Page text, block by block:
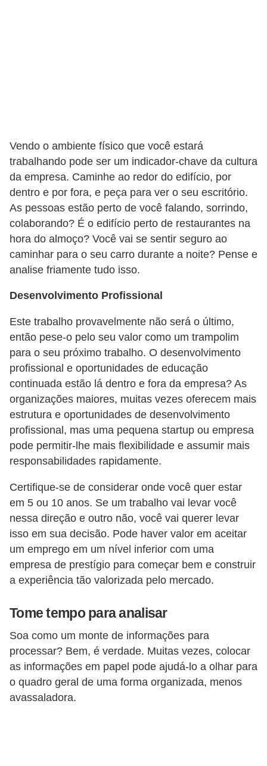
Vendo o ambiente físico que você estará
trabalhando pode ser um indicador-chave da cultura
da empresa. Caminhe ao redor do edifício, por
dentro e por fora, e peça para ver o seu escritório.
As pessoas estão perto de você falando, sorrindo,
colaborando? É o edifício perto de restaurantes na
hora do almoço? Você vai se sentir seguro ao
caminhar para o seu carro durante a noite? Pense e
analise friamente tudo isso.
Desenvolvimento Profissional
Este trabalho provavelmente não será o último,
então pese-o pelo seu valor como um trampolim
para o seu próximo trabalho. O desenvolvimento
profissional e oportunidades de educação
continuada estão lá dentro e fora da empresa? As
organizações maiores, muitas vezes oferecem mais
estrutura e oportunidades de desenvolvimento
profissional, mas uma pequena startup ou empresa
pode permitir-lhe mais flexibilidade e assumir mais
responsabilidades rapidamente.
Certifique-se de considerar onde você quer estar
em 5 ou 10 anos. Se um trabalho vai levar você
nessa direção e outro não, você vai querer levar
isso em sua decisão. Pode haver valor em aceitar
um emprego em um nível inferior com uma
empresa de prestígio para começar bem e construir
a experiência tão valorizada pelo mercado.
Tome tempo para analisar
Soa como um monte de informações para
processar? Bem, é verdade. Muitas vezes, colocar
as informações em papel pode ajudá-lo a olhar para
o quadro geral de uma forma organizada, menos
avassaladora.